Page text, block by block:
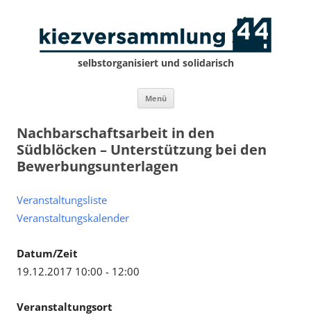
selbstorganisiert und solidarisch
Menü Zum
springen
Nachbarschaftsarbeit in den
Südblöcken – Unterstützung bei den
Bewerbungsunterlagen
Veranstaltungsliste
Veranstaltungskalender
Datum/Zeit
19.12.2017 10:00 - 12:00
Veranstaltungsort